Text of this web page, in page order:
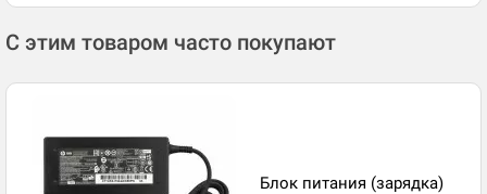
С этим товаром часто покупают
Блок питания (зарядка)